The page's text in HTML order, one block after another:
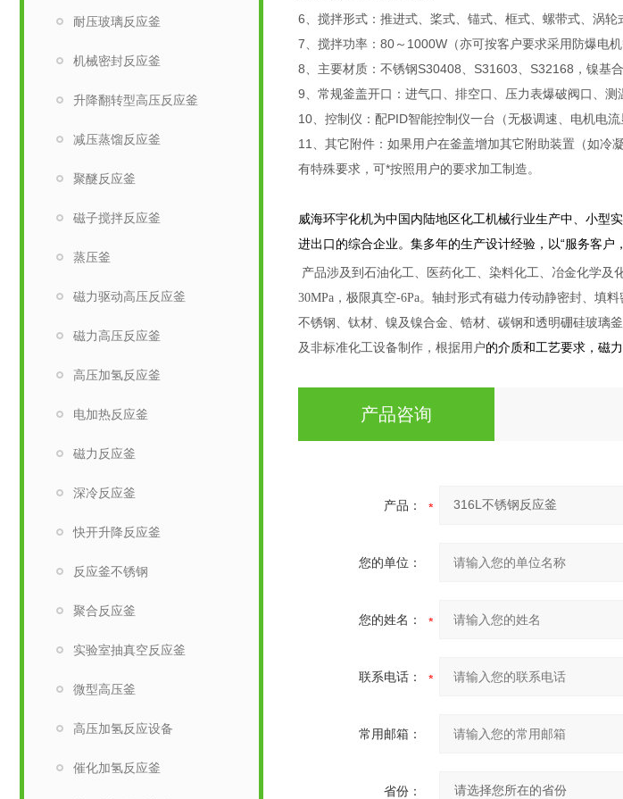
耐压玻璃反应釜
机械密封反应釜
升降翻转型高压反应釜
减压蒸馏反应釜
聚醚反应釜
磁子搅拌反应釜
蒸压釜
磁力驱动高压反应釜
磁力高压反应釜
高压加氢反应釜
电加热反应釜
磁力反应釜
深冷反应釜
快开升降反应釜
反应釜不锈钢
聚合反应釜
实验室抽真空反应釜
微型高压釜
高压加氢反应设备
催化加氢反应釜
6、搅拌形式：推进式、桨式、锚式、框式、螺带式、涡轮
7、搅拌功率：80～1000W（亦可按客户要求采用防爆电机
8、主要材质：不锈钢S30408、S31603、S32168，镍基
9、常规釜盖开口：进气口、排空口、压力表爆破阀口、
10、控制仪：配PID智能控制仪一台（无极调速、电机电流
11、其它附件：如果用户在釜盖增加其它附助装置（如冷
有特殊要求，可*按照用户的要求加工制造。
威海环宇化机为中国内陆地区化工机械行业生产中、小型
进出口的综合企业。集多年的生产设计经验，以“服务客户
产品涉及到石油化工、医药化工、染料化工、冶金化学及
30MPa，极限真空-6Pa。轴封形式有磁力传动静密封、填
不锈钢、钛材、镍及镍合金、锆材、碳钢和透明硼硅玻璃
及非标准化工设备制作，根据用户的介质和工艺要求，磁
产品咨询
产品：
您的单位：
您的姓名：
联系电话：
常用邮箱：
省份：